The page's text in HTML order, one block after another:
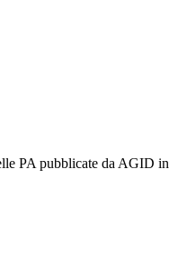
PA pubblicate da